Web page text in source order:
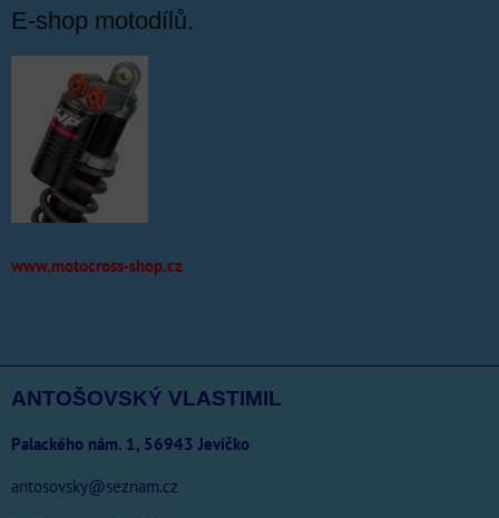
E-shop motodílů.
www.motocross-shop.cz
ANTOŠOVSKÝ VLASTIMIL
Palackého nám. 1, 56943 Jevíčko
antosovsky@seznam.cz